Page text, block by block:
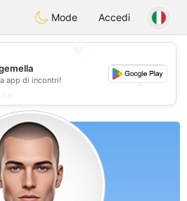
KuwaitChat
Mode Accedi
💕
app di incontri!